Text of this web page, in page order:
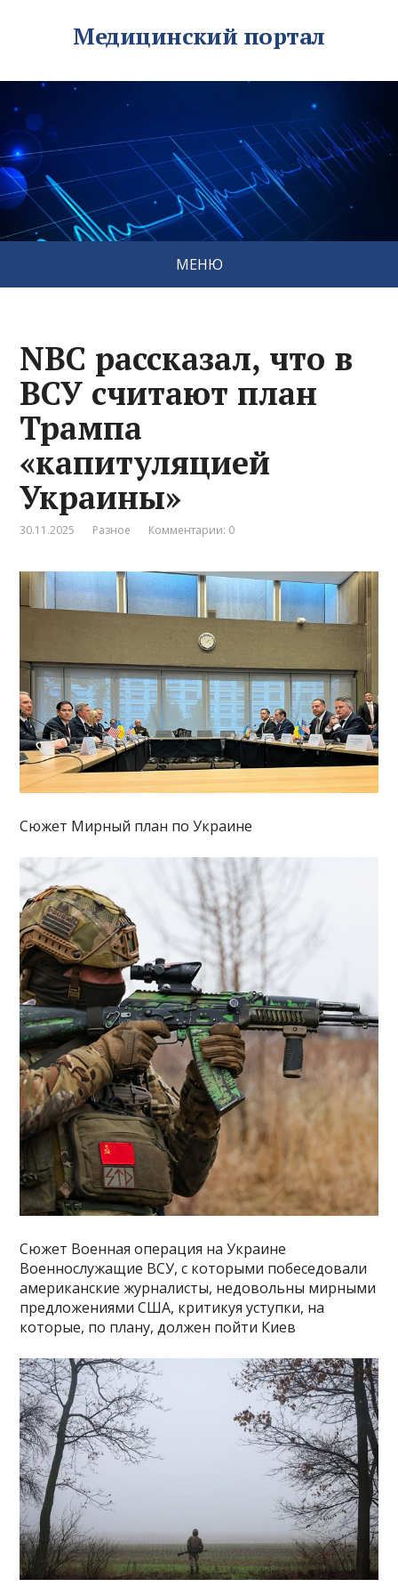
Медицинский портал
МЕНЮ
NBC рассказал, что в
ВСУ считают план
Трампа
«капитуляцией
Украины»
30.11.2025 Разное Комментарии: 0
Сюжет Мирный план по Украине
Сюжет Военная операция на Украине
Военнослужащие ВСУ, с которыми побеседовали
американские журналисты, недовольны мирными
предложениями США, критикуя уступки, на
которые, по плану, должен пойти Киев